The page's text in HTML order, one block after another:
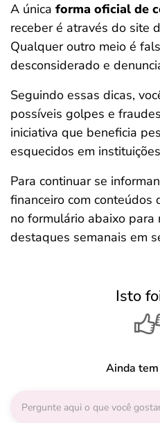
A única forma oficial de
receber é através do site
Qualquer outro meio é
desconsiderado e
Seguindo essas dicas,
possíveis golpes e
iniciativa que beneficia
esquecidos em
Para continuar se
financeiro com conteúdos
no formulário abaixo para
destaques semanais em
Isto
Ainda